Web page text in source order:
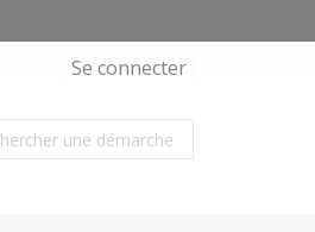
Se connecter